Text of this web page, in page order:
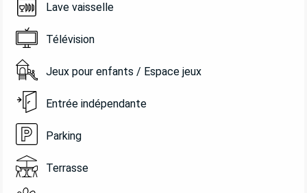
Lave vaisselle
Télévision
Jeux pour enfants / Espace jeux
Entrée indépendante
Parking
Terrasse